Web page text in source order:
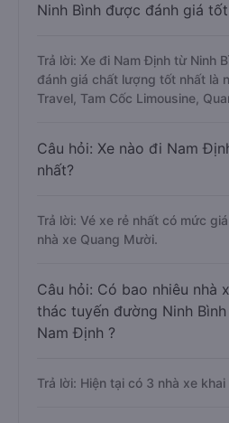
Ninh Bình được đánh giá
Trả lời: Xe đi Nam Định từ Ninh
đánh giá chất lượng tốt nhất là
Travel, Tam Cốc Limousine,
Câu hỏi: Xe nào đi Nam
nhất?
Trả lời: Vé xe rẻ nhất có mức
nhà xe Quang Mười.
Câu hỏi: Có bao nhiêu nhà
thác tuyến đường Ninh
Nam Định ?
Trả lời: Hiện tại có 3 nhà xe